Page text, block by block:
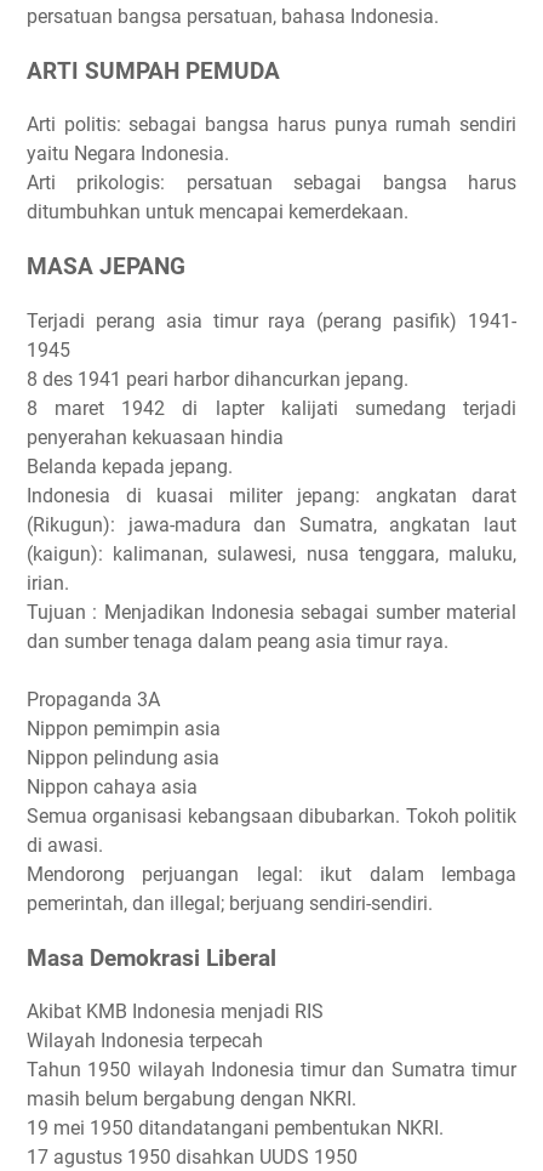
persatuan bangsa persatuan, bahasa Indonesia.
ARTI SUMPAH PEMUDA
Arti politis: sebagai bangsa harus punya rumah sendiri
yaitu Negara Indonesia.
Arti prikologis: persatuan sebagai bangsa harus
ditumbuhkan untuk mencapai kemerdekaan.
MASA JEPANG
Terjadi perang asia timur raya (perang pasifik) 1941-
1945
8 des 1941 peari harbor dihancurkan jepang.
8 maret 1942 di lapter kalijati sumedang terjadi
penyerahan kekuasaan hindia
Belanda kepada jepang.
Indonesia di kuasai militer jepang: angkatan darat
(Rikugun): jawa-madura dan Sumatra, angkatan laut
(kaigun): kalimanan, sulawesi, nusa tenggara, maluku,
irian.
Tujuan : Menjadikan Indonesia sebagai sumber material
dan sumber tenaga dalam peang asia timur raya.
Propaganda 3A
Nippon pemimpin asia
Nippon pelindung asia
Nippon cahaya asia
Semua organisasi kebangsaan dibubarkan. Tokoh politik
di awasi.
Mendorong perjuangan legal: ikut dalam lembaga
pemerintah, dan illegal; berjuang sendiri-sendiri.
Masa Demokrasi Liberal
Akibat KMB Indonesia menjadi RIS
Wilayah Indonesia terpecah
Tahun 1950 wilayah Indonesia timur dan Sumatra timur
masih belum bergabung dengan NKRI.
19 mei 1950 ditandatangani pembentukan NKRI.
17 agustus 1950 disahkan UUDS 1950